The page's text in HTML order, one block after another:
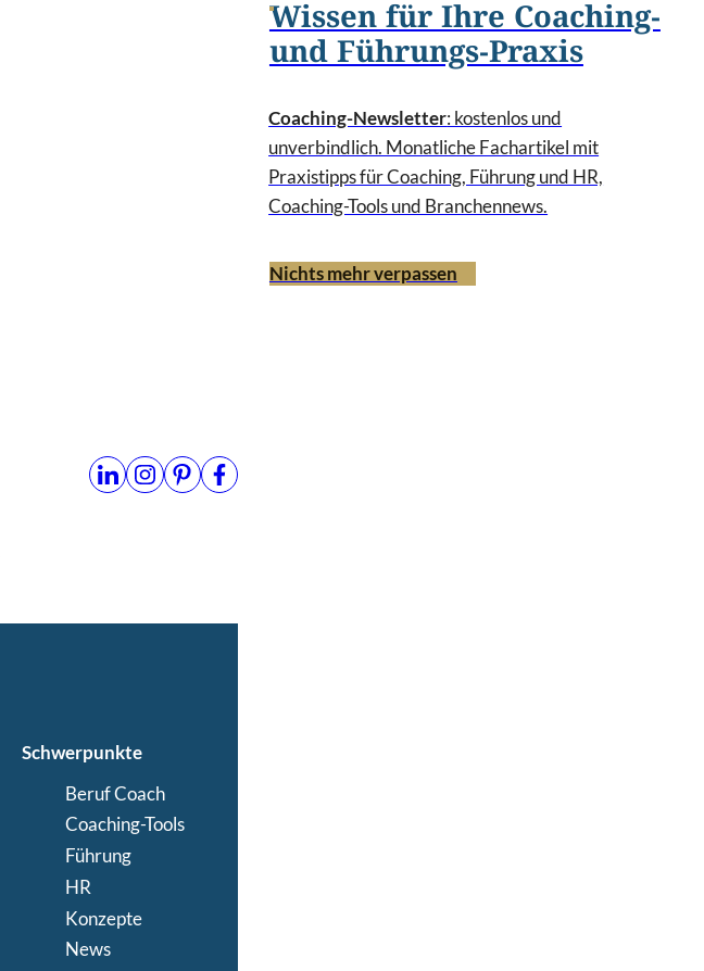
Wissen für Ihre Coaching-
und Führungs-Praxis
Coaching-Newsletter: kostenlos und
unverbindlich. Monatliche Fachartikel mit
Praxistipps für Coaching, Führung und HR,
Coaching-Tools und Branchennews.
Nichts mehr verpassen
Schwerpunkte
Beruf Coach
Coaching-Tools
Führung
HR
Konzepte
News